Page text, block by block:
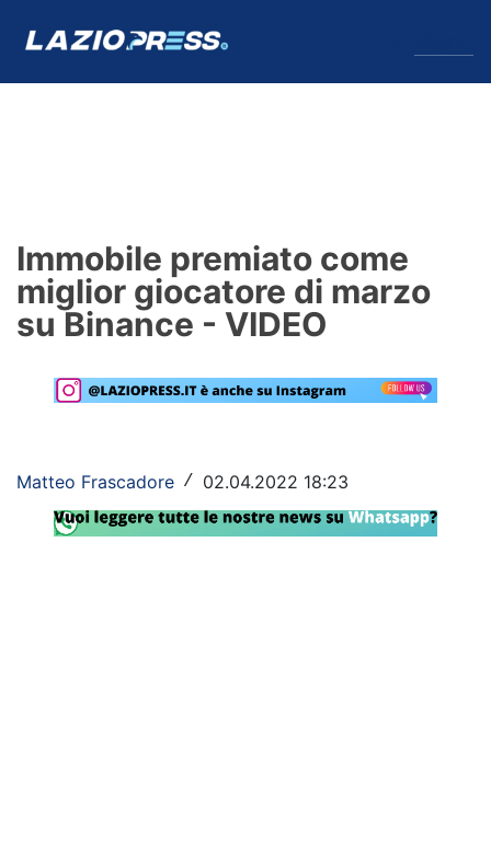
Formello
Infortuni
Primavera
Lazio Women
Rassegna Lazio
Immobile premiato come
miglior giocatore di marzo
su Binance - VIDEO
Matteo Frascadore / 02.04.2022 18:23